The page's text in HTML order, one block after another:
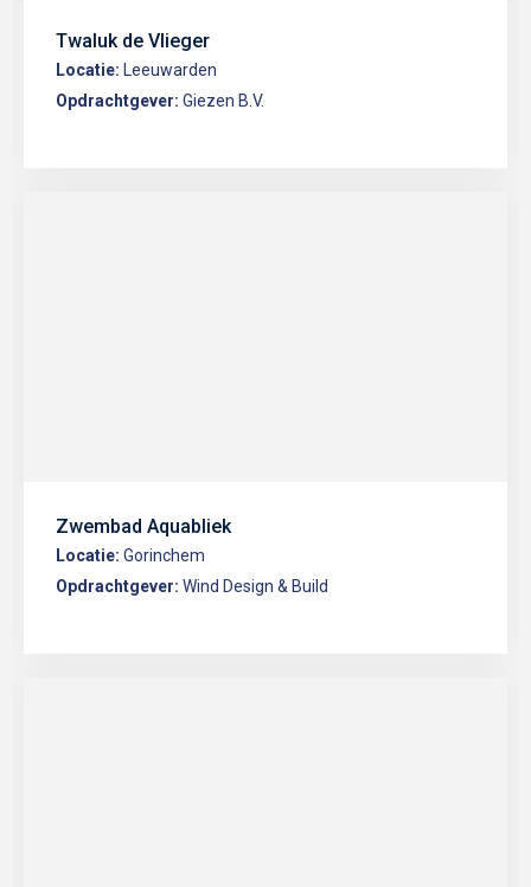
Twaluk de Vlieger
Locatie: Leeuwarden
Opdrachtgever: Giezen B.V.
Zwembad Aquabliek
Locatie: Gorinchem
Opdrachtgever: Wind Design & Build